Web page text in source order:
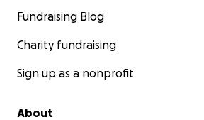
Fundraising Blog
Charity fundraising
Sign up as a nonprofit
About